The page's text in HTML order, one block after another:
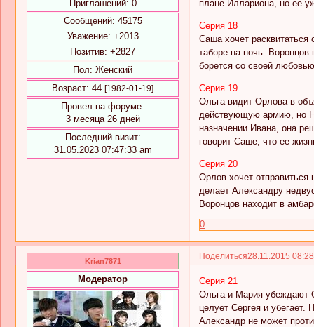
Приглашений: 0
Сообщений: 45175
Уважение: +2013
Позитив: +2827
Пол: Женский
Возраст: 44 [1982-01-19]
Провел на форуме:
3 месяца 26 дней
Последний визит:
31.05.2023 07:47:33 am
плане Иллариона, но ее
Серия 18
Саша хочет
таборе на ночь.
борется со своей
Серия 19
Ольга видит Орлова в
действующую армию, но
назначении Ивана, она
говорит Саше, что ее
Серия 20
Орлов хочет
делает Александру
Воронцов находит в
0
Поделиться28.11.2015
Krian7871
Модератор
Серия 21
Ольга и Мария убеждают
целует Сергея и убегает.
Александр не может